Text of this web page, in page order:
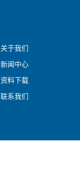
关于我们
新闻中心
资料下载
联系我们